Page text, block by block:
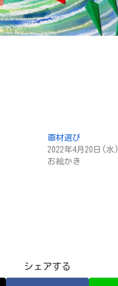
画材選び
2022年4月20日(水)
お絵かき
シェアする